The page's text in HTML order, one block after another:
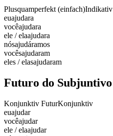
Plusquamperfekt (einfach)Indikativ
euajudara
vocêajudara
ele / elaajudara
nósajudáramos
vocêsajudaram
eles / elasajudaram
Futuro do Subjuntivo
Konjunktiv FuturKonjunktiv
euajudar
vocêajudar
ele / elaajudar